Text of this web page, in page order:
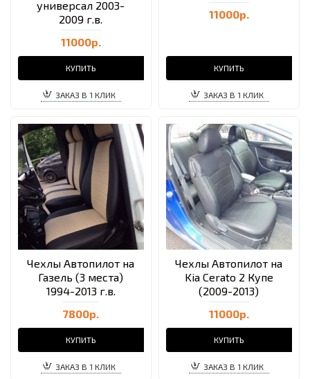
универсал 2003-
2009 г.в.
11000р.
КУПИТЬ
ЗАКАЗ В 1 КЛИК
11000р.
КУПИТЬ
ЗАКАЗ В 1 КЛИК
Чехлы Автопилот на
Газель (3 места)
1994-2013 г.в.
7800р.
КУПИТЬ
ЗАКАЗ В 1 КЛИК
Чехлы Автопилот на
Kia Cerato 2 Купе
(2009-2013)
11000р.
КУПИТЬ
ЗАКАЗ В 1 КЛИК